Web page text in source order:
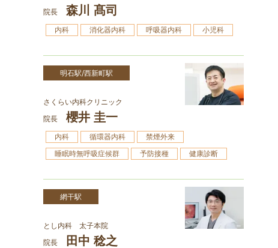
院長
森川 髙司
内科 消化器内科 呼吸器内科 小児科
明石駅/西新町駅
さくらい内科クリニック
院長
櫻井 圭一
内科 循環器内科
禁煙外来
睡眠時無呼吸症候群
予防接種 健康診断
網干駅
とし内科 太子本院
院長
田中 稔之